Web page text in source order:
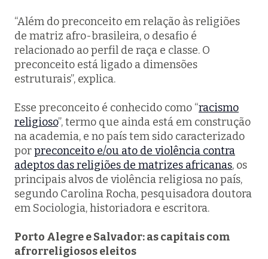
“Além do preconceito em relação às religiões
de matriz afro-brasileira, o desafio é
relacionado ao perfil de raça e classe. O
preconceito está ligado a dimensões
estruturais”, explica.
Esse preconceito é conhecido como “racismo
religioso”, termo que ainda está em construção
na academia, e no país tem sido caracterizado
porpreconceito e/ou ato de violência contra
adeptos das religiões de matrizes africanas, os
principais alvos de violência religiosa no país,
segundo Carolina Rocha, pesquisadora doutora
em Sociologia, historiadora e escritora.
Porto Alegre e Salvador: as capitais com
afrorreligiosos eleitos